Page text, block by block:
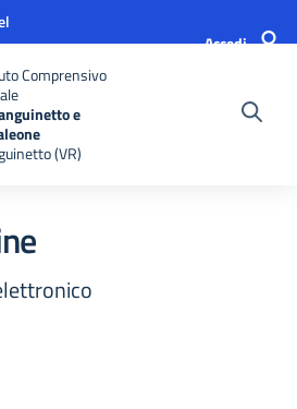
Accedi
Comprensivo
e
(VR)